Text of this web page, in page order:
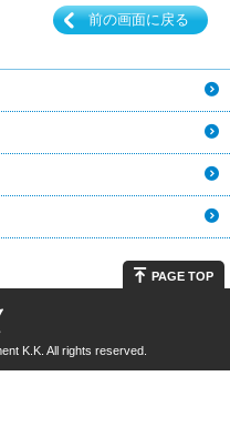
前の画面に戻る
PAGE TOP
K.K. All rights reserved.